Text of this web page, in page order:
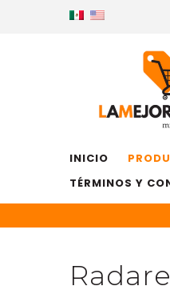
INICIO
TÉRMINOS Y